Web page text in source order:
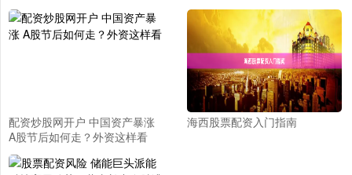
配资炒股网开户 中国资产暴涨
A股节后如何走？外资这样看
海西股票配资入门指南